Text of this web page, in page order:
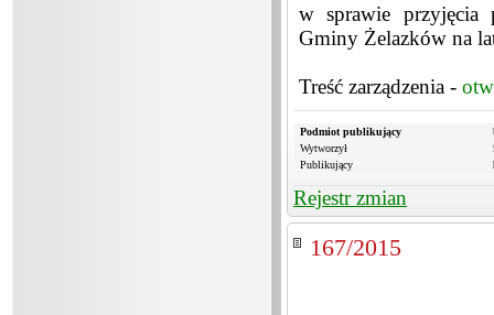
w sprawie przyjęcia
Gminy Żelazków na
Treść zarządzenia -
Podmiot publikujący
Wytworzył
Publikujący
Rejestr zmian
167/2015